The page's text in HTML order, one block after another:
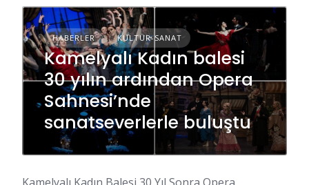
HABERLER KÜLTÜR-SANAT
Kamelyalı Kadın balesi
30 yılın ardından Opera
Sahnesi’nde
sanatseverlerle buluştu